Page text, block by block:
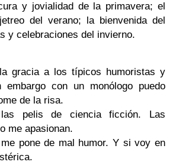
y jovialidad de la primavera; el
del verano; la bienvenida del
y celebraciones del invierno.
gracia a los típicos humoristas y
con un monólogo puedo
de la risa.
pelis de ciencia ficción. Las
me apasionan.
pone de mal humor. Y si voy en